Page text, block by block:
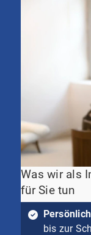
Was wir als
für Sie tun
bis zur